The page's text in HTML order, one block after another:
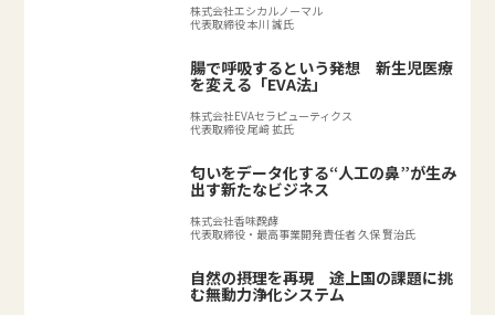
株式会社エシカルノーマル
代表取締役 本川 誠氏
腸で呼吸するという発想 新生児医療
を変える「EVA法」
株式会社EVAセラピューティクス
代表取締役 尾﨑 拡氏
匂いをデータ化する“人工の鼻”が生み
出す新たなビジネス
株式会社香味醗酵
代表取締役・最高事業開発責任者 久保 賢治氏
自然の摂理を再現 途上国の課題に挑
む無動力浄化システム